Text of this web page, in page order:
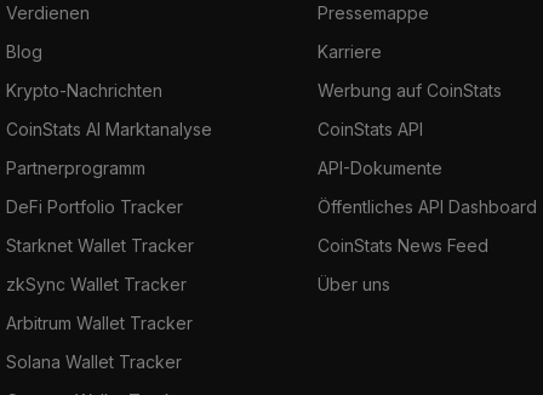
Verdienen
Blog
Krypto-Nachrichten
CoinStats AI Marktanalyse
Partnerprogramm
DeFi Portfolio Tracker
Starknet Wallet Tracker
zkSync Wallet Tracker
Arbitrum Wallet Tracker
Solana Wallet Tracker
Pressemappe
Karriere
Werbung auf CoinStats
CoinStats API
API-Dokumente
Öffentliches API Dashboard
CoinStats News Feed
Über uns